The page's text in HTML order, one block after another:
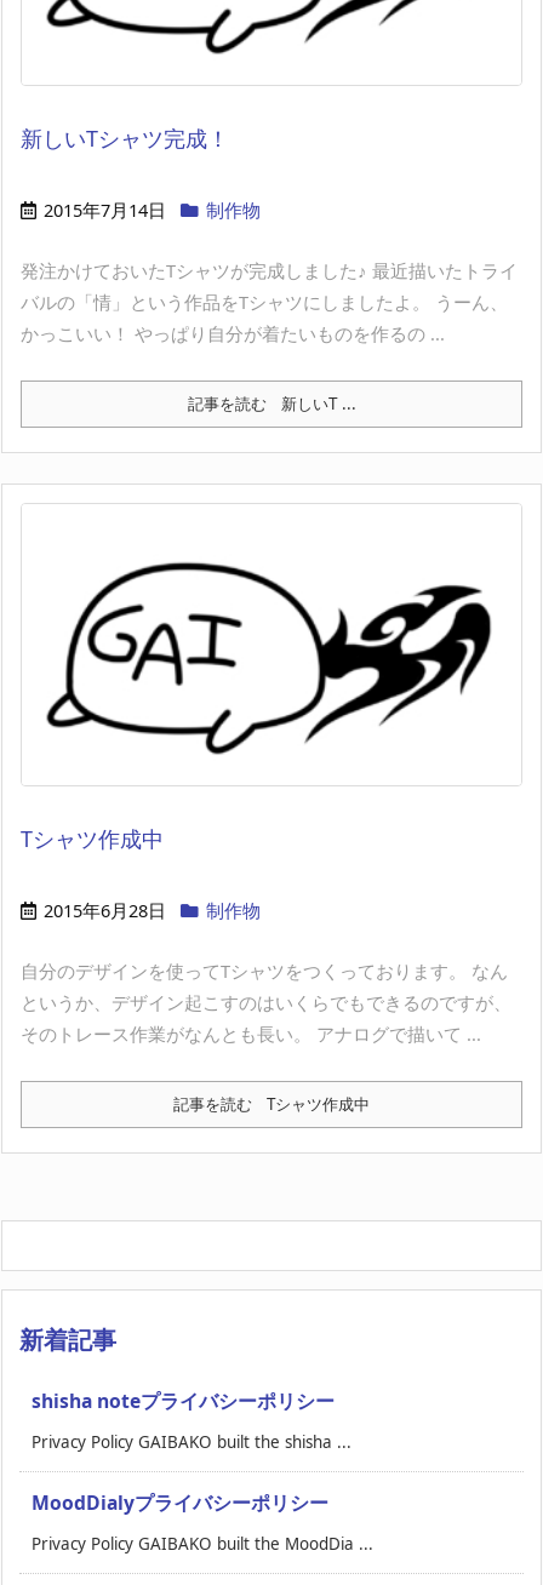
新しいTシャツ完成！
2015年7月14日 制作物
発注かけておいたTシャツが完成しました♪ 最近描いたトライ
バルの「情」という作品をTシャツにしましたよ。 うーん、
かっこいい！ やっぱり自分が着たいものを作るの ...
記事を読む 新しいT ...
Tシャツ作成中
2015年6月28日 制作物
自分のデザインを使ってTシャツをつくっております。 なん
というか、デザイン起こすのはいくらでもできるのですが、
そのトレース作業がなんとも長い。 アナログで描いて ...
記事を読む Tシャツ作成中
新着記事
shisha noteプライバシーポリシー
Privacy Policy GAIBAKO built the shisha ...
MoodDialyプライバシーポリシー
Privacy Policy GAIBAKO built the MoodDia ...